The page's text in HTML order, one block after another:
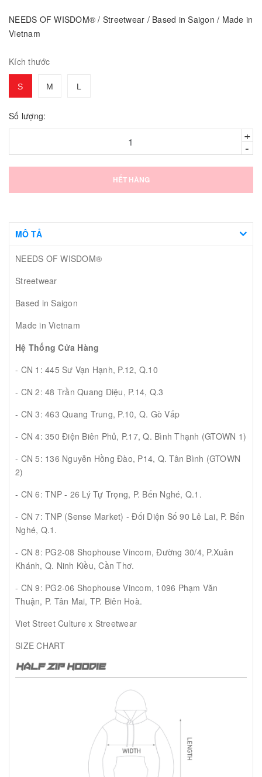
NEEDS OF WISDOM® / Streetwear / Based in Saigon / Made in
Vietnam
Kích thước
S M L
Số lượng:
+
-
HẾT HÀNG
MÔ TẢ
NEEDS OF WISDOM®
Streetwear
Based in Saigon
Made in Vietnam
Hệ Thống Cửa Hàng
- CN 1: 445 Sư Vạn Hạnh, P.12, Q.10
- CN 2: 48 Trần Quang Diệu, P.14, Q.3
- CN 3: 463 Quang Trung, P.10, Q. Gò Vấp
- CN 4: 350 Điện Biên Phủ, P.17, Q. Bình Thạnh (GTOWN 1)
- CN 5: 136 Nguyễn Hồng Đào, P14, Q. Tân Bình (GTOWN
2)
- CN 6: TNP - 26 Lý Tự Trọng, P. Bến Nghé, Q.1.
- CN 7: TNP (Sense Market) - Đối Diện Số 90 Lê Lai, P. Bến
Nghé, Q.1.
- CN 8: PG2-08 Shophouse Vincom, Đường 30/4, P.Xuân
Khánh, Q. Ninh Kiều, Cần Thơ.
- CN 9: PG2-06 Shophouse Vincom, 1096 Phạm Văn
Thuận, P. Tân Mai, TP. Biên Hoà.
Viet Street Culture x Streetwear
SIZE CHART